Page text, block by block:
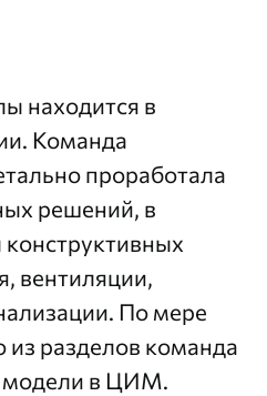
находится в
Команда
проработала
решений, в
вентиляции,
По мере
из разделов команда
модели в ЦИМ.